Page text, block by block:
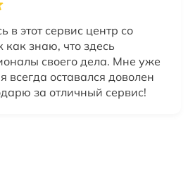
в этот сервис центр со
как знаю, что здесь
своего дела. Мне уже
всегда оставался доволен
за отличный сервис!